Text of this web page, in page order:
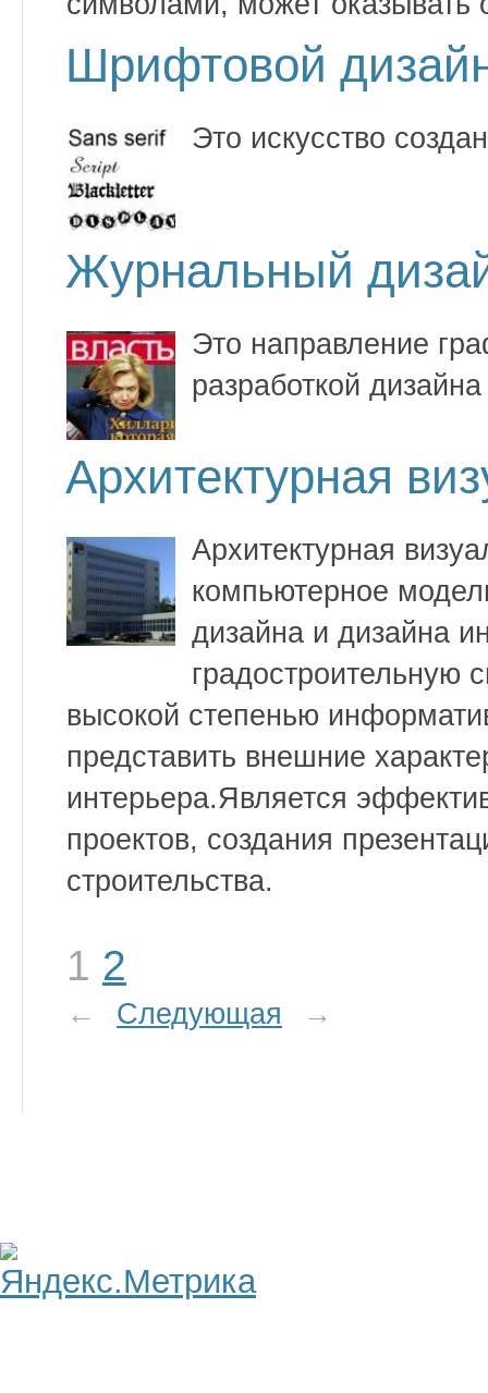
Шрифтовой
Это искусство
Журнальный
Это направление
разработкой
Архитектурная
Архитектурная
компьютерное
дизайна и дизайна
градостроительную
высокой степенью
представить внешние
интерьера.Является
проектов, создания
строительства.
1 2
← Следующая →